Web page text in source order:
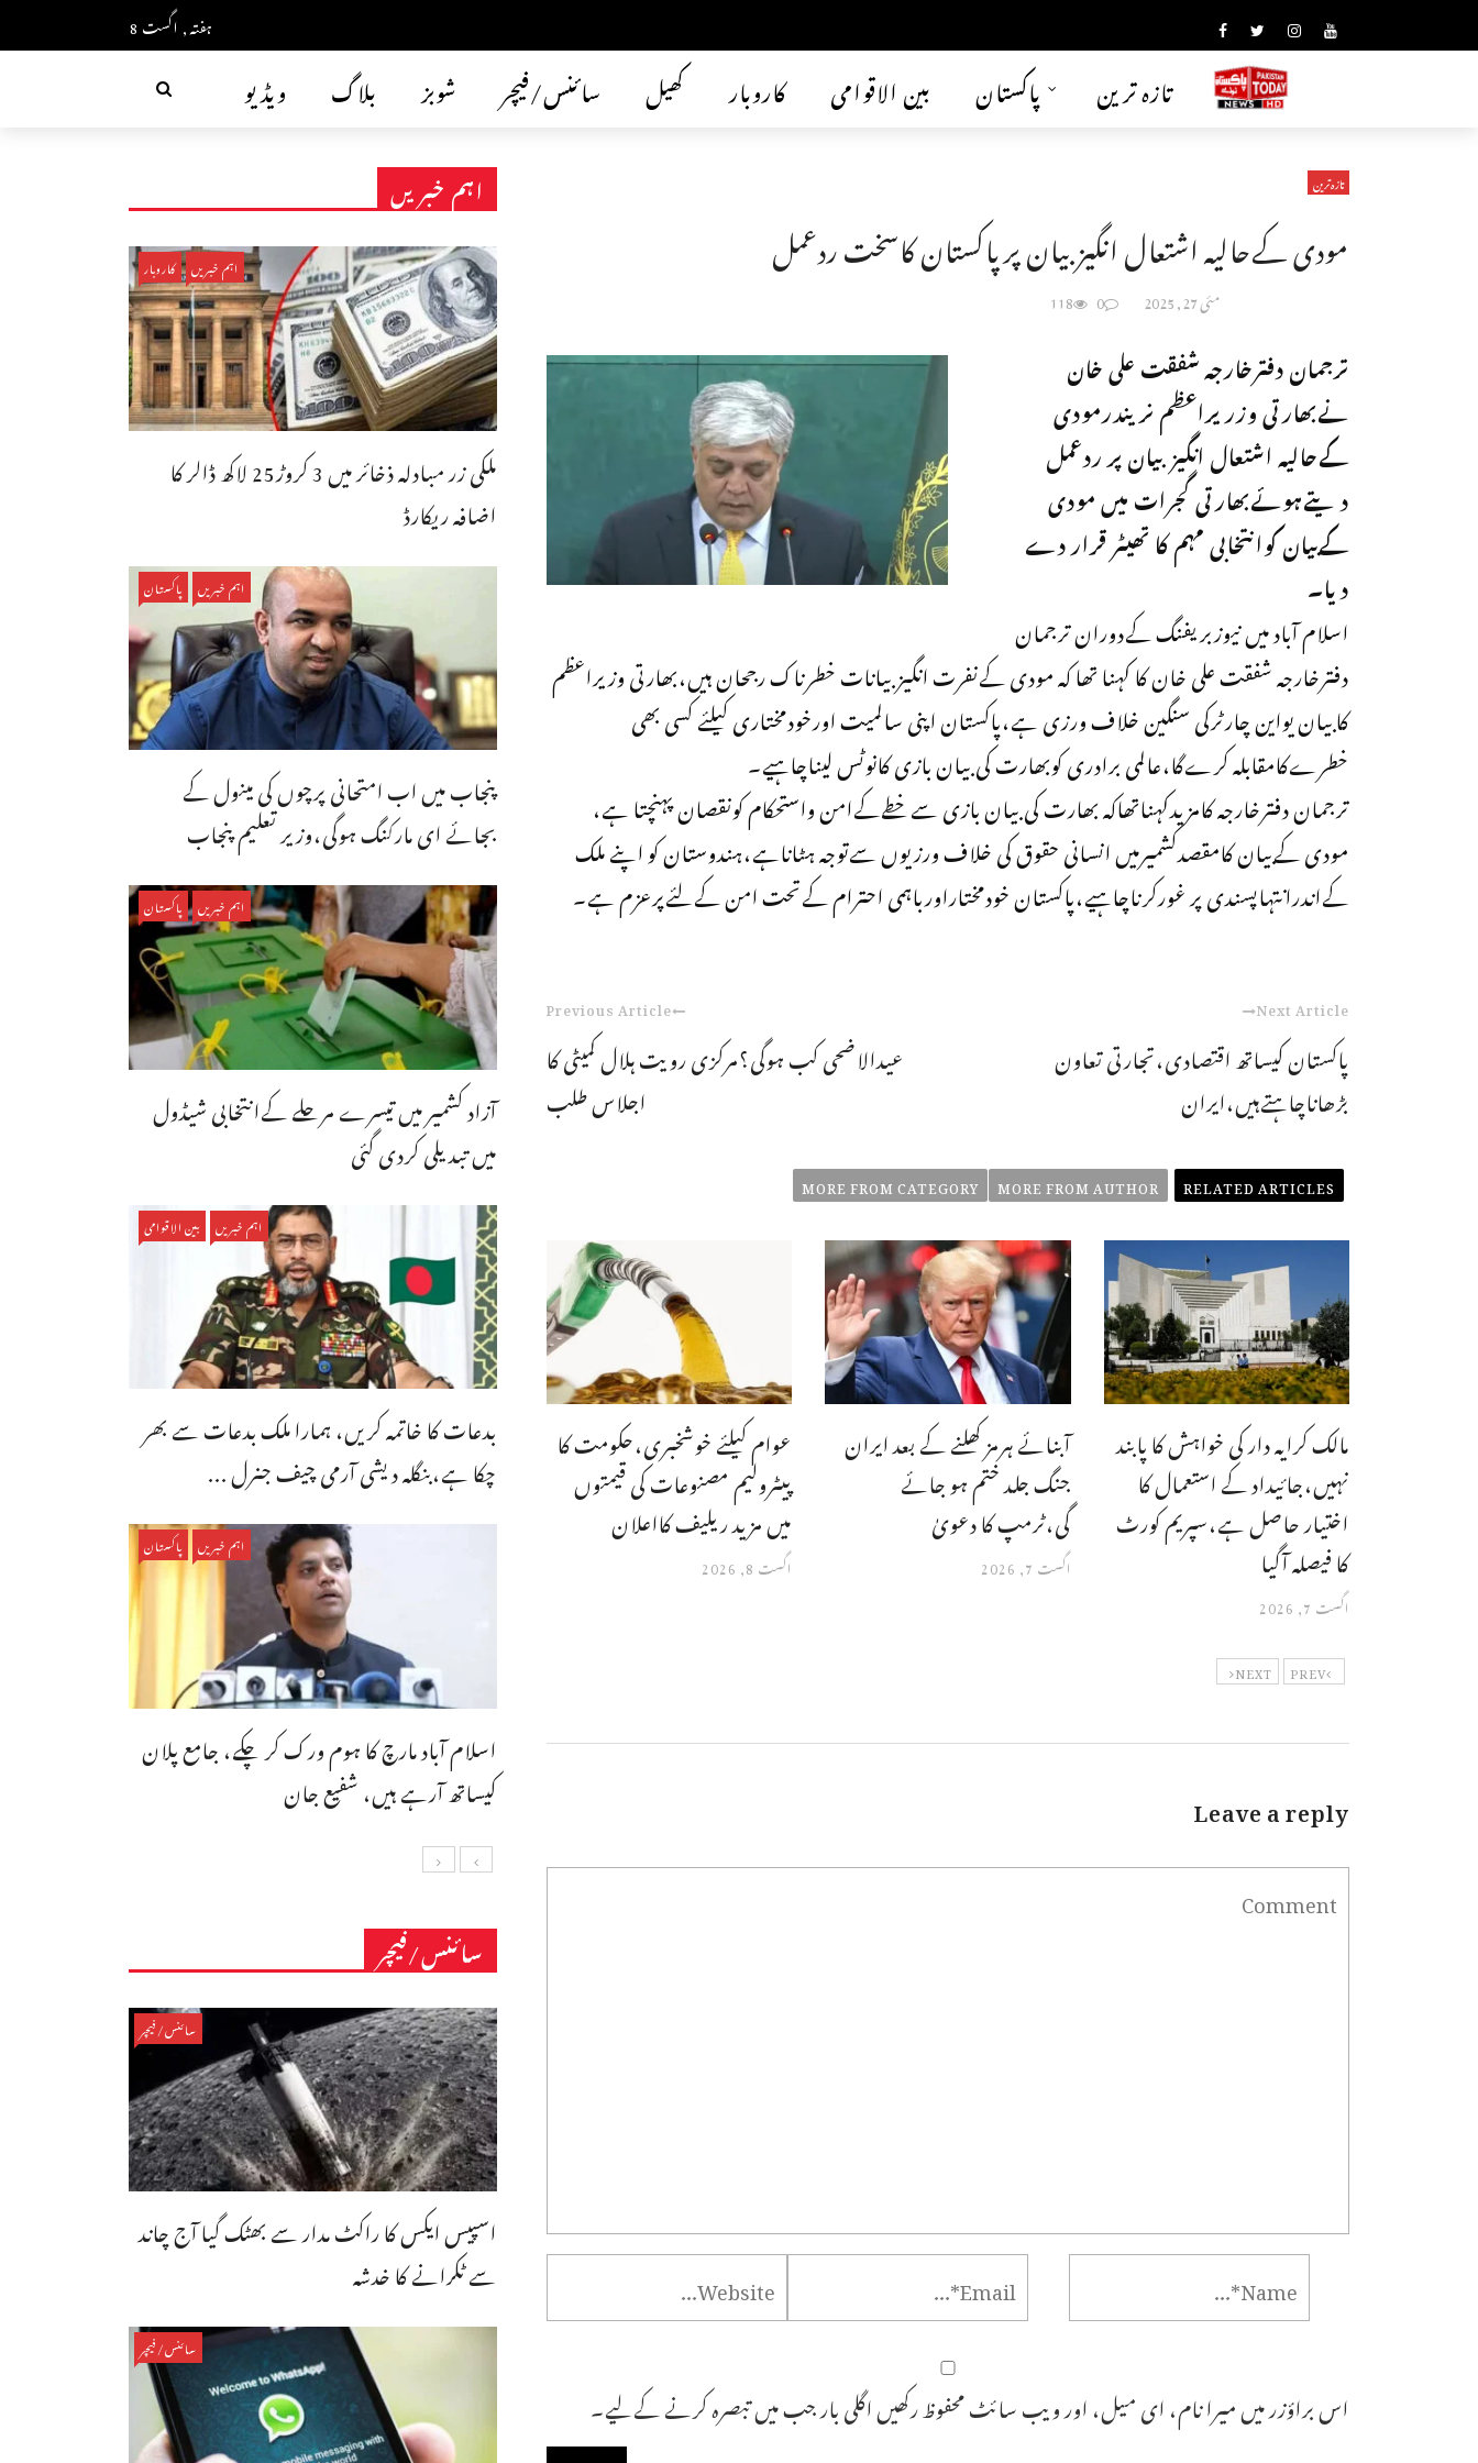
ہفتہ, اگست 8
ویڈیو بلاگ شوبز سائنس/فیچر کھیل کاروبار بین الاقوامی پاکستان تازہ ترین
تازہ ترین
مودی کےحالیہ اشتعال انگیزبیان پرپاکستان کاسخت ردعمل
مئی 27, 2025 0
118
ترجمان دفترخارجہ شفقت علی خان
نےبھارتی وزریراعظم نریندرمودی
کےحالیہ اشتعال انگیزبیان پر ردعمل
دیتےہوئےبھارتی گجرات میں مودی
کےبیان کوانتخابی مہم کا تھیٹر قرار دے
دیا۔
اسلام آباد میں نیوزبریفنگ کےدوران ترجمان
دفترخارجہ شفقت علی خان کا کہنا تھا کہ مودی کےنفرت انگیزبیانات خطرناک رجحان ہیں،بھارتی وزیراعظم
کابیان یواین چارٹرکی سنگین خلاف ورزی ہے،پاکستان اپنی سالمیت اورخودمختاری کیلئے کسی بھی
خطرےکامقابلہ کرےگا،عالمی برادری کوبھارت کی بیان بازی کانوٹس لیناچاہیے۔
ترجمان دفترخارجہ کامزیدکہناتھاکہ بھارت کی بیان بازی سےخطےکےامن واستحکام کونقصان پہنچتا ہے،
مودی کےبیان کامقصدکشمیرمیں انسانی حقوق کی خلاف ورزیوں سےتوجہ ہٹاناہے،ہندوستان کو اپنے ملک
کےاندرانتہاپسندی پر غورکرناچاہیے،پاکستان خودمختاراورباہمی احترام کےتحت امن کےلئےپرعزم ہے۔
Previous Article
عیدالاضحی کب ہوگی؟مرکزی رویت ہلال کمیٹی کا
اجلاس طلب
Next Article
پاکستان کیساتھ اقتصادی،تجارتی تعاون
بڑھاناچاہتےہیں،ایران
RELATED ARTICLES
MORE FROM AUTHOR
MORE FROM CATEGORY
عوام کیلئے خوشخبری،حکومت کا
پیٹرولیم مصنوعات کی قیمتوں
میں مزید ریلیف کااعلان
اگست 8, 2026
آبنائے ہرمز کھلنے کے بعد ایران
جنگ جلد ختم ہو جائے
گی،ٹرمپ کا دعویٰ
اگست 7, 2026
مالک کرایہ دار کی خواہش کا پابند
نہیں،جائیداد کے استعمال کا
اختیار حاصل ہے،سپریم کورٹ
کا فیصلہ آگیا
اگست 7, 2026
PREV
NEXT
Leave a reply
اس براؤزر میں میرا نام، ای میل، اور ویب سائٹ محفوظ رکھیں اگلی بار جب میں تبصرہ کرنے کےلیے۔
اہم خبریں
اہم خبریں کاروبار
ملکی زر مبادلہ ذخائر میں 3 کروڑ25 لاکھ ڈالر کا
اضافہ ریکارڈ
اہم خبریں پاکستان
پنجاب میں اب امتحانی پرچوں کی مینول کے
بجائے ای مارکنگ ہوگی،وزیر تعلیم پنجاب
اہم خبریں پاکستان
آزاد کشمیر میں تیسرے مرحلے کےانتخابی شیڈول
میں تبدیلی کردی گئی
اہم خبریں بین الاقوامی
بدعات کا خاتمہ کریں، ہمارا ملک بدعات سے بھر
چکا ہے،بنگله دیشی آرمی چیف جنرل ...
اہم خبریں پاکستان
اسلام آباد مارچ کا ہوم ورک کر چکے، جامع پلان
کیساتھ آرہے ہیں، شفیع جان
سائنس/فیچر
سائنس/فیچر
اسپیس ایکس کا راکٹ مدار سے بھٹک گیا آج چاند
سے ٹکرانے کا خدشہ
سائنس/فیچر